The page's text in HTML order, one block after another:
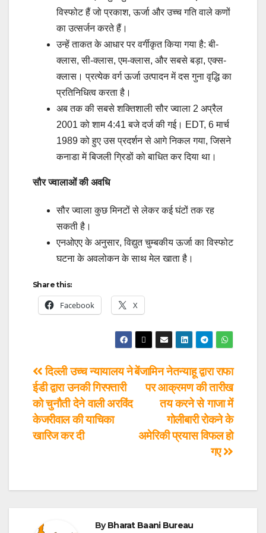
विस्फोट हैं जो प्रकाश, ऊर्जा और उच्च गति वाले कणों
का उत्सर्जन करते हैं।
उन्हें ताकत के आधार पर वर्गीकृत किया गया है: बी-
क्लास, सी-क्लास, एम-क्लास, और सबसे बड़ा, एक्स-
क्लास। प्रत्येक वर्ग ऊर्जा उत्पादन में दस गुना वृद्धि का
प्रतिनिधित्व करता है।
अब तक की सबसे शक्तिशाली सौर ज्वाला 2 अप्रैल
2001 को शाम 4:41 बजे दर्ज की गई। EDT, 6 मार्च
1989 को हुए उस प्रदर्शन से आगे निकल गया, जिसने
कनाडा में बिजली ग्रिडों को बाधित कर दिया था।
सौर ज्वालाओं की अवधि
सौर ज्वाला कुछ मिनटों से लेकर कई घंटों तक रह
सकती है।
एनओएए के अनुसार, विद्युत चुम्बकीय ऊर्जा का विस्फोट
घटना के अवलोकन के साथ मेल खाता है।
Share this:
Facebook X
बेंजामिन नेतन्याहू द्वारा राफा
पर आक्रमण की तारीख
तय करने से गाजा में
गोलीबारी रोकने के
अमेरिकी प्रयास विफल हो
गए
दिल्ली उच्च न्यायालय ने
ईडी द्वारा उनकी गिरफ्तारी
को चुनौती देने वाली अरविंद
केजरीवाल की याचिका
खारिज कर दी
ByBharat Baani Bureau